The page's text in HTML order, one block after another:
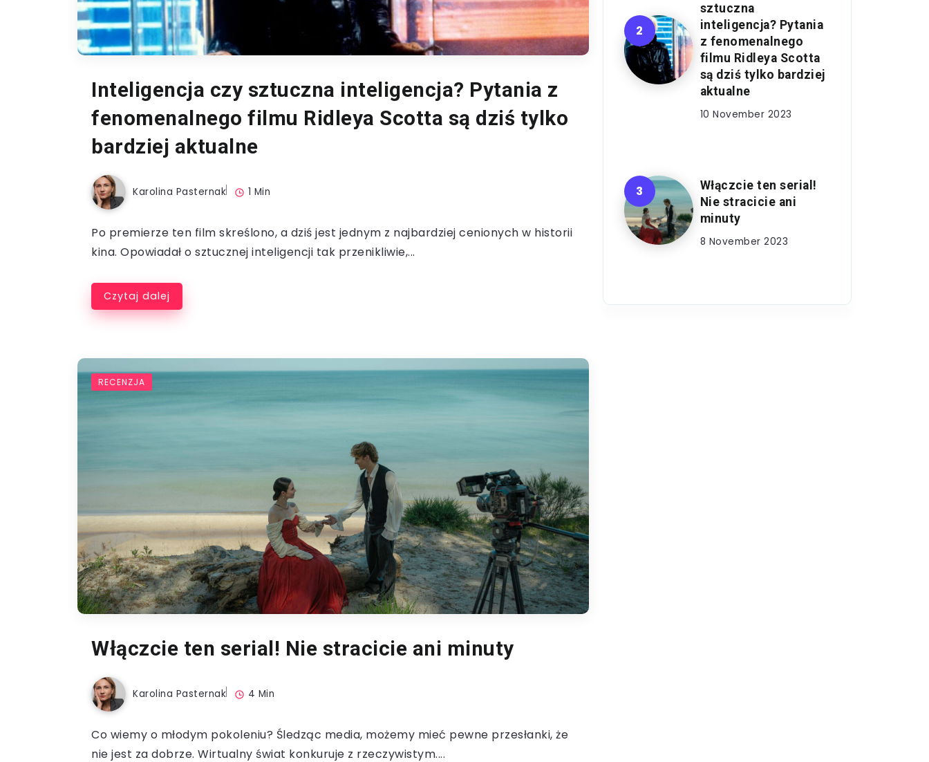
Inteligencja czy sztuczna inteligencja? Pytania z
fenomenalnego filmu Ridleya Scotta są dziś tylko
bardziej aktualne
Karolina Pasternak 1 Min
Po premierze ten film skreślono, a dziś jest jednym z najbardziej cenionych w historii
kina. Opowiadał o sztucznej inteligencji tak przenikliwie,...
Czytaj dalej
RECENZJA
Włączcie ten serial! Nie stracicie ani minuty
Karolina Pasternak 4 Min
Co wiemy o młodym pokoleniu? Śledząc media, możemy mieć pewne przesłanki, że
nie jest za dobrze. Wirtualny świat konkuruje z rzeczywistym....
sztuczna
inteligencja? Pytania
z fenomenalnego
filmu Ridleya Scotta
są dziś tylko bardziej
aktualne
10 November 2023
Włączcie ten serial!
Nie stracicie ani
minuty
8 November 2023